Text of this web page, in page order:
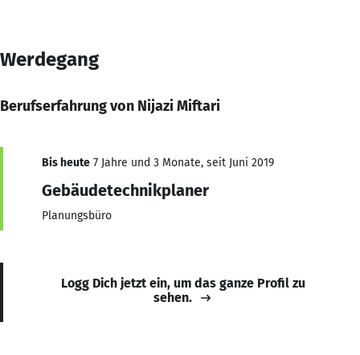
Werdegang
Berufserfahrung von Nijazi Miftari
Bis heute 7 Jahre und 3 Monate, seit Juni 2019
Gebäudetechnikplaner
Planungsbüro
Logg Dich jetzt ein, um das ganze Profil zu
sehen.